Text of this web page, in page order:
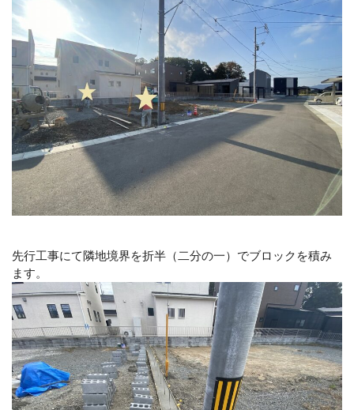
先行工事にて隣地境界を折半（二分の一）でブロックを積み
ます。